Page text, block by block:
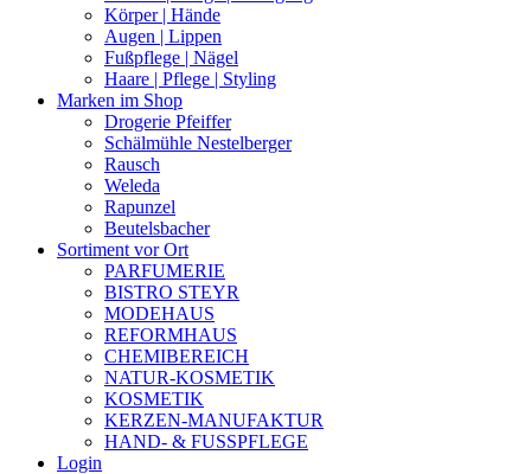
Körper | Hände
Augen | Lippen
Fußpflege | Nägel
Haare | Pflege | Styling
Marken im Shop
Drogerie Pfeiffer
Schälmühle Nestelberger
Rausch
Weleda
Rapunzel
Beutelsbacher
Sortiment vor Ort
PARFUMERIE
BISTRO STEYR
MODEHAUS
REFORMHAUS
CHEMIBEREICH
NATUR-KOSMETIK
KOSMETIK
KERZEN-MANUFAKTUR
HAND- & FUSSPFLEGE
Login